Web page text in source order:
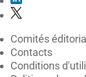
Comités
Contacts
Conditions